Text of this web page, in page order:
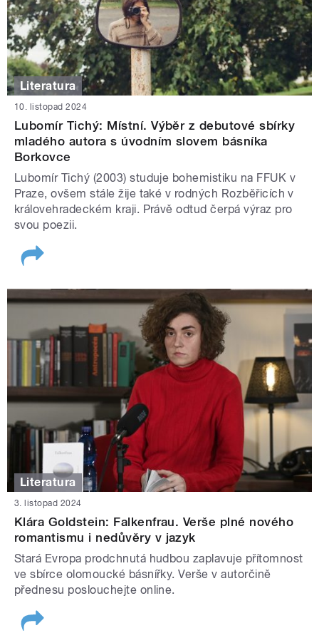
Literatura
10. listopad 2024
Lubomír Tichý: Místní. Výběr z debutové sbírky
mladého autora s úvodním slovem básníka
Borkovce
Lubomír Tichý (2003) studuje bohemistiku na FFUK v
Praze, ovšem stále žije také v rodných Rozběřicích v
královehradeckém kraji. Právě odtud čerpá výraz pro
svou poezii.
Literatura
3. listopad 2024
Klára Goldstein: Falkenfrau. Verše plné nového
romantismu i nedůvěry v jazyk
Stará Evropa prodchnutá hudbou zaplavuje přítomnost
ve sbírce olomoucké básnířky. Verše v autorčině
přednesu poslouchejte online.